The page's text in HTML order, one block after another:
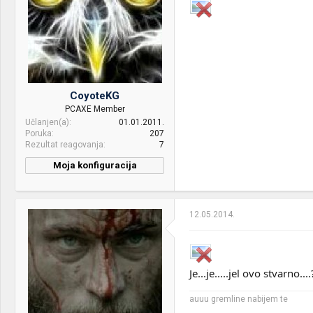
3.0
RAM:
Kingston 16gb ddr3
1866mhz HyperX Fury
VGA & cooler: R9280X-DC2 TOP
Display: Samsung UE32EH5000
HDD:
SSD Samsung 850 EVO
250gb, HDD Segate
Baracuda 2 TB, HDD
Sound:
integrisan zvuk i Creative
Inspire T3030 speakers
Case:
COOLER MASTER HAF XB
EVO RC-902XB-KKN2
PSU: EVGA Supernova G2 750w
Optical drives: Lite-on
Mice &
keyboard:
A4tech X-7 G800, misonja
neki zalosni genius
CoyoteKG
PCAXE Member
Učlanjen(a)
01.01.2011.
Poruka
207
Rezultat reagovanja
7
Moja konfiguracija
EVO
Motherboard: MSI MPower Z77
RAM:
Kingston 16GB (2x8GB)
HyperX Fury Red DDR3
1866MHz
VGA & cooler: NVIDIA Quadro FX 1800
12.05.2014.
Je...je.....jel ovo
auuu gremline nabijem te